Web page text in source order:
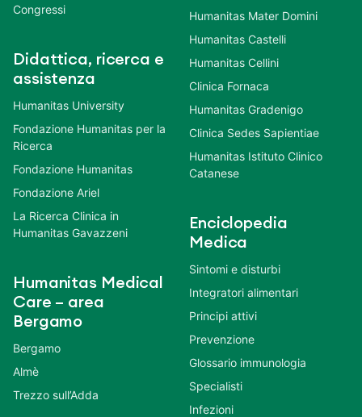
Congressi
Didattica, ricerca e
assistenza
Humanitas University
Fondazione Humanitas per la
Ricerca
Fondazione Humanitas
Fondazione Ariel
La Ricerca Clinica in
Humanitas Gavazzeni
Humanitas Medical
Care – area
Bergamo
Bergamo
Almè
Trezzo sull’Adda
Humanitas Mater Domini
Humanitas Castelli
Humanitas Cellini
Clinica Fornaca
Humanitas Gradenigo
Clinica Sedes Sapientiae
Humanitas Istituto Clinico
Catanese
Enciclopedia
Medica
Sintomi e disturbi
Integratori alimentari
Principi attivi
Prevenzione
Glossario immunologia
Specialisti
Infezioni